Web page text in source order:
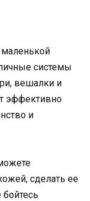
системы
вешалки и
эффективно
и
сделать ее